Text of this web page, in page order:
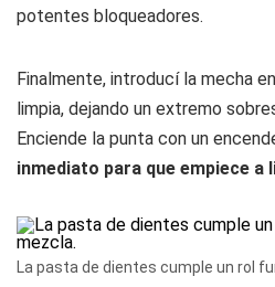
potentes bloqueadores.
Finalmente, introducí la mecha
limpia, dejando un extremo
Enciende la punta con un
inmediato para que empiece a
La pasta de dientes cumple un rol